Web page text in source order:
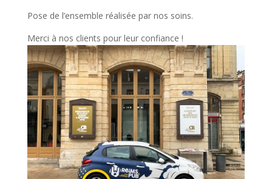
Pose de l’ensemble réalisée par nos soins.
Merci à nos clients pour leur confiance !